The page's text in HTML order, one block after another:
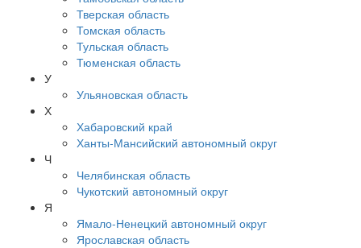
Тверская область
Томская область
Тульская область
Тюменская область
У
Ульяновская область
Х
Хабаровский край
Ханты-Мансийский автономный округ
Ч
Челябинская область
Чукотский автономный округ
Я
Ямало-Ненецкий автономный округ
Ярославская область